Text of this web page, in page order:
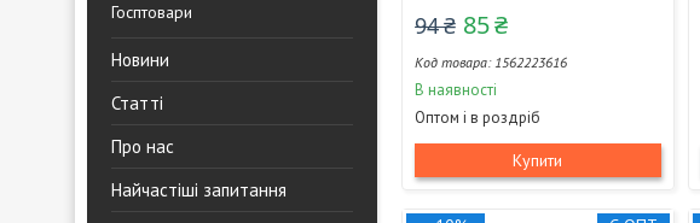
Госптовари
Новини
Статті
Про нас
Найчастіші запитання
94 ₴ 85 ₴
1562223616
В наявності
Оптом і в роздріб
Купити